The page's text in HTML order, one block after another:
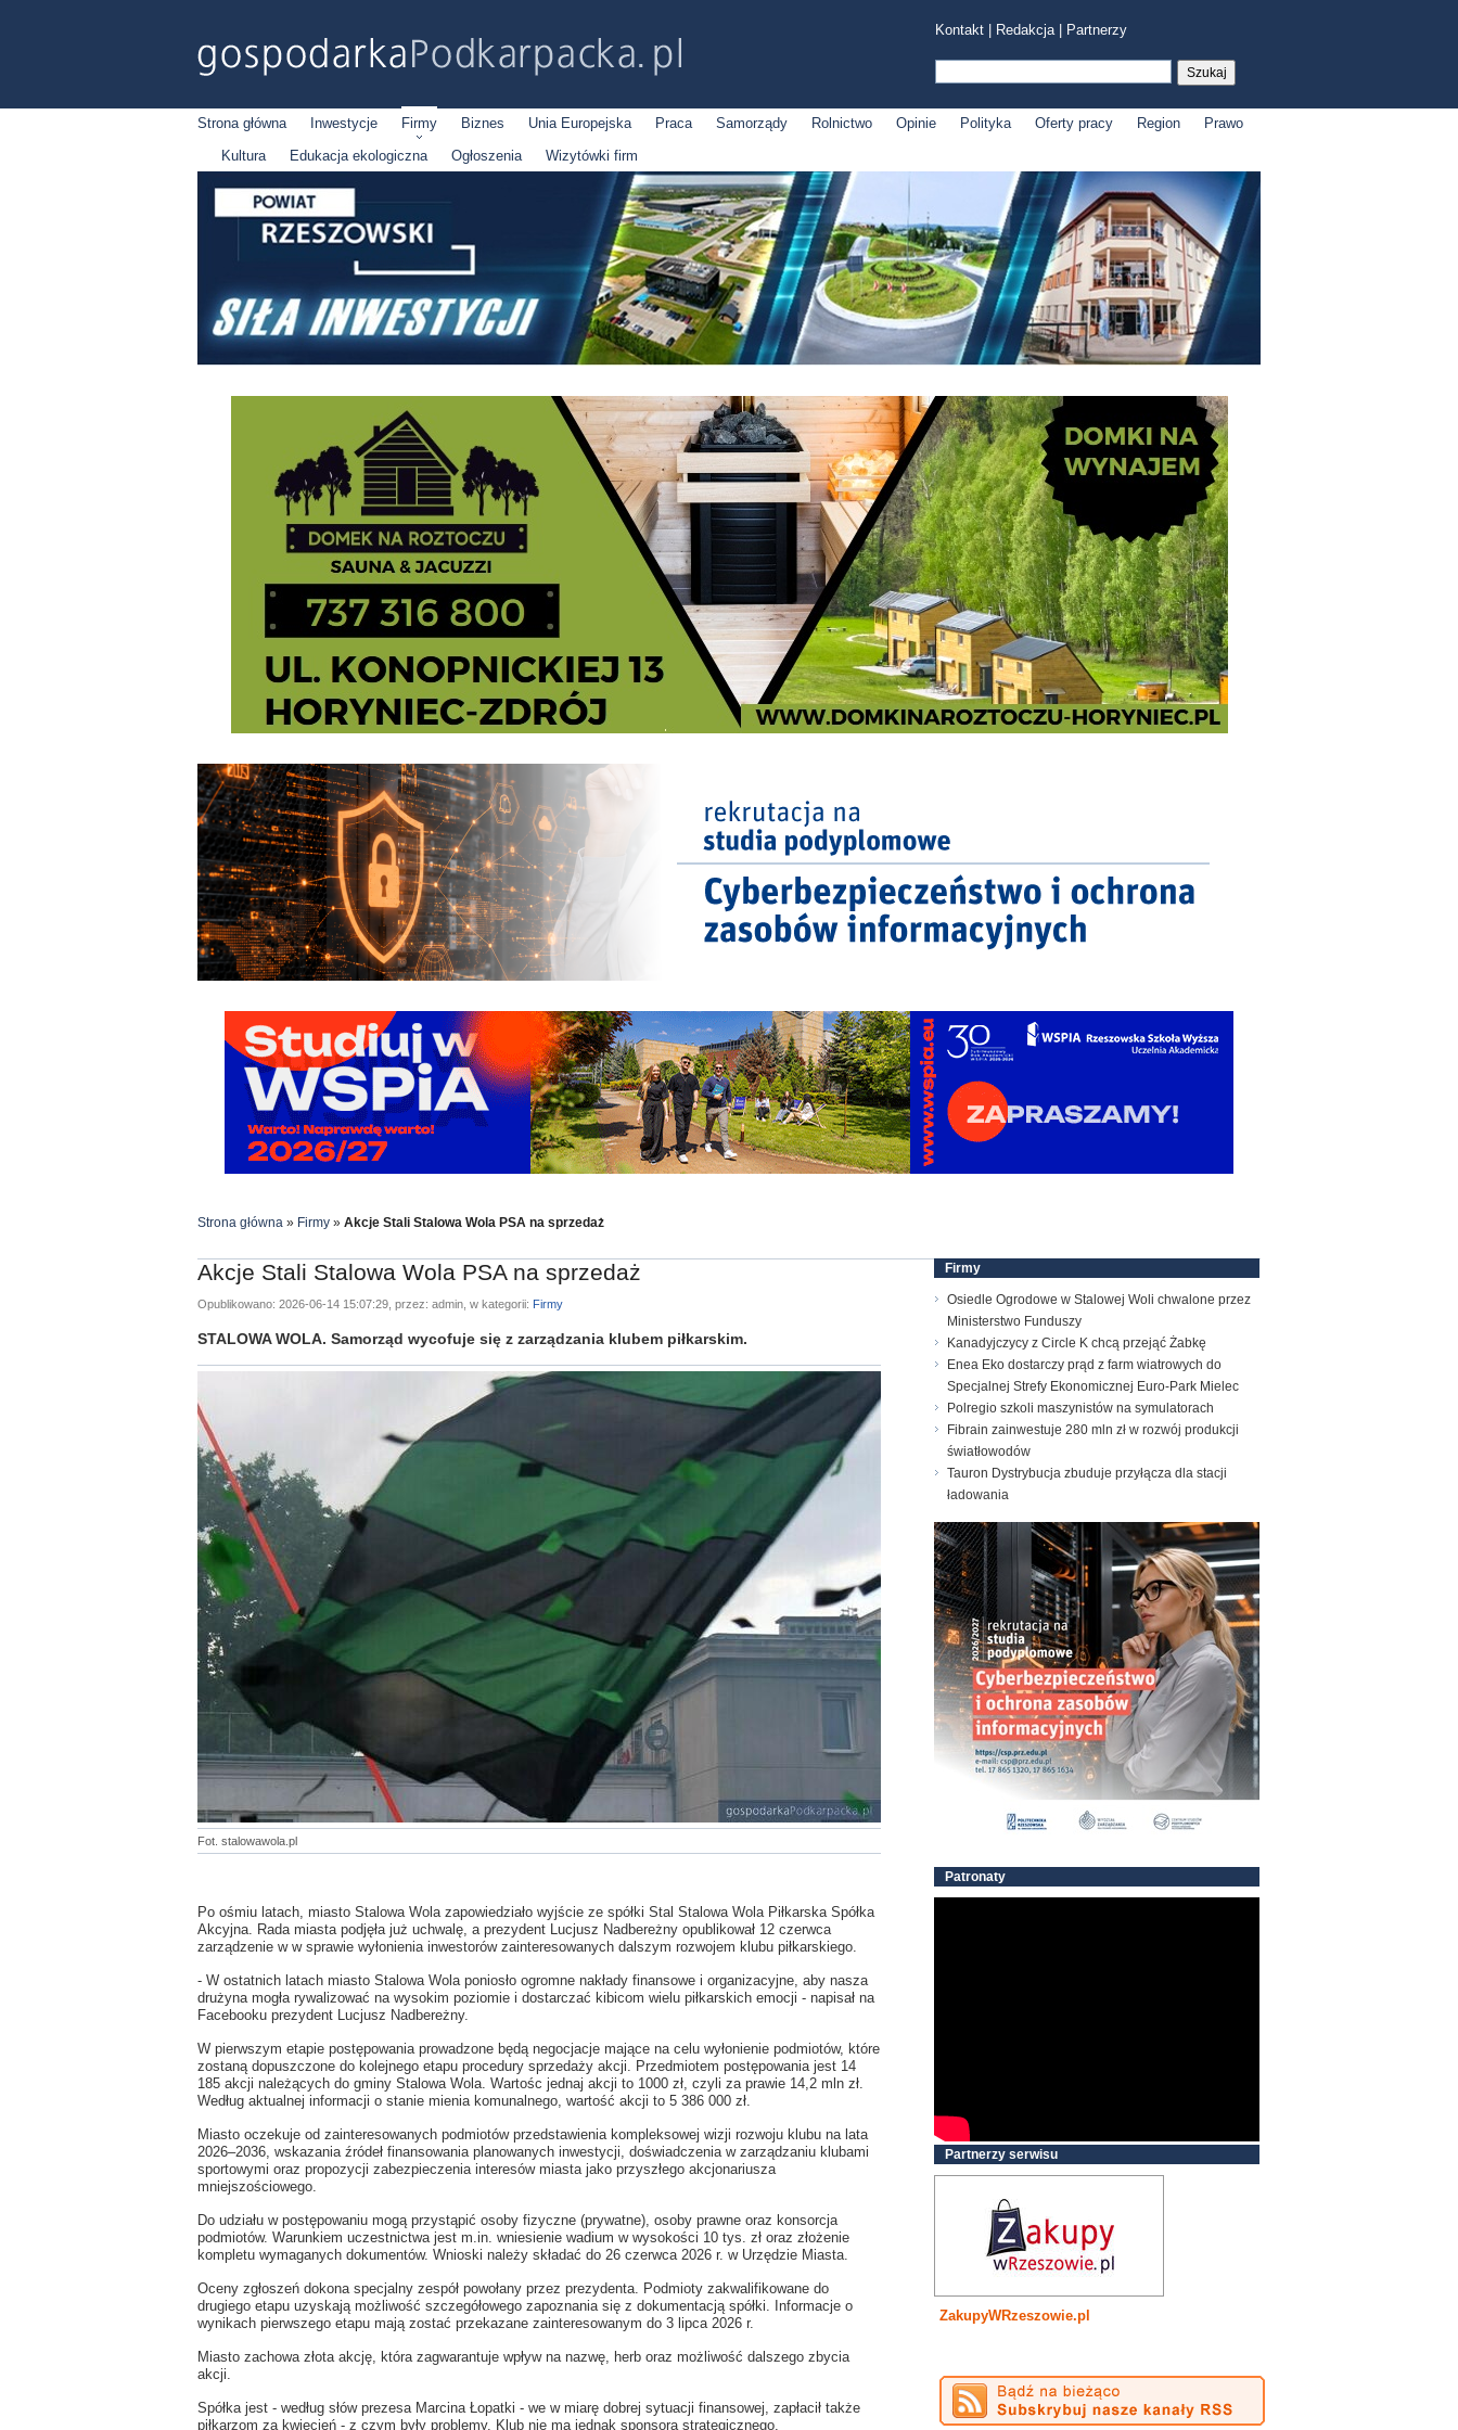
Kontakt Redakcja| Partnerzy
Strona główna Inwestycje Firmy Biznes Unia Europejska Praca Samorządy Rolnictwo Opinie Polityka Oferty pracy Region
Prawo
Kultura
Edukacja ekologiczna Ogłoszenia Wizytówki firm
Strona główna » Firmy » Akcje Stali Stalowa Wola PSA na sprzedaż
Akcje Stali Stalowa Wola PSA na sprzedaż
Opublikowano: 2026-06-14 15:07:29, przez: admin, w kategorii: Firmy
STALOWA WOLA. Samorząd wycofuje się z zarządzania klubem piłkarskim.
Fot. stalowawola.pl
Po ośmiu latach, miasto Stalowa Wola zapowiedziało wyjście ze spółki Stal Stalowa Wola Piłkarska Spółka
Akcyjna. Rada miasta podjęła już uchwalę, a prezydent Lucjusz Nadbereżny opublikował 12 czerwca
zarządzenie w w sprawie wyłonienia inwestorów zainteresowanych dalszym rozwojem klubu piłkarskiego.
- W ostatnich latach miasto Stalowa Wola poniosło ogromne nakłady finansowe i organizacyjne, aby nasza
drużyna mogła rywalizować na wysokim poziomie i dostarczać kibicom wielu piłkarskich emocji - napisał na
Facebooku prezydent Lucjusz Nadbereżny.
W pierwszym etapie postępowania prowadzone będą negocjacje mające na celu wyłonienie podmiotów, które
zostaną dopuszczone do kolejnego etapu procedury sprzedaży akcji. Przedmiotem postępowania jest 14
185 akcji należących do gminy Stalowa Wola. Wartośc jednaj akcji to 1000 zł, czyli za prawie 14,2 mln zł.
Według aktualnej informacji o stanie mienia komunalnego, wartość akcji to 5 386 000 zł.
Miasto oczekuje od zainteresowanych podmiotów przedstawienia kompleksowej wizji rozwoju klubu na lata
2026–2036, wskazania źródeł finansowania planowanych inwestycji, doświadczenia w zarządzaniu klubami
sportowymi oraz propozycji zabezpieczenia interesów miasta jako przyszłego akcjonariusza
mniejszościowego.
Do udziału w postępowaniu mogą przystąpić osoby fizyczne (prywatne), osoby prawne oraz konsorcja
podmiotów. Warunkiem uczestnictwa jest m.in. wniesienie wadium w wysokości 10 tys. zł oraz złożenie
kompletu wymaganych dokumentów. Wnioski należy składać do 26 czerwca 2026 r. w Urzędzie Miasta.
Oceny zgłoszeń dokona specjalny zespół powołany przez prezydenta. Podmioty zakwalifikowane do
drugiego etapu uzyskają możliwość szczegółowego zapoznania się z dokumentacją spółki. Informacje o
wynikach pierwszego etapu mają zostać przekazane zainteresowanym do 3 lipca 2026 r.
Miasto zachowa złota akcję, która zagwarantuje wpływ na nazwę, herb oraz możliwość dalszego zbycia
akcji.
Spółka jest - według słów prezesa Marcina Łopatki - we w miarę dobrej sytuacji finansowej, zapłacił także
piłkarzom za kwiecień - z czym były problemy. Klub nie ma jednak sponsora strategicznego.
Firmy
Osiedle Ogrodowe w Stalowej Woli chwalone przez
Ministerstwo Funduszy
Kanadyjczycy z Circle K chcą przejąć Żabkę
Enea Eko dostarczy prąd z farm wiatrowych do
Specjalnej Strefy Ekonomicznej Euro-Park Mielec
Polregio szkoli maszynistów na symulatorach
Fibrain zainwestuje 280 mln zł w rozwój produkcji
światłowodów
Tauron Dystrybucja zbuduje przyłącza dla stacji
ładowania
Patronaty
Partnerzy serwisu
ZakupyWRzeszowie.pl